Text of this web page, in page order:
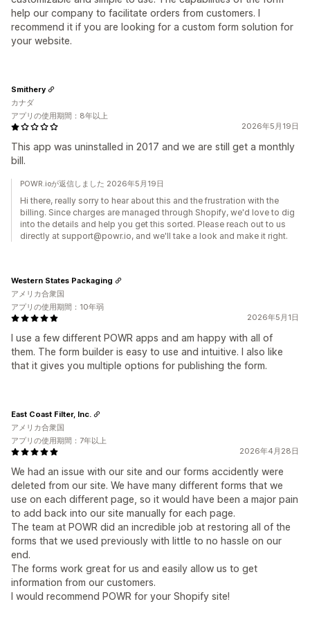
help our company to facilitate orders from customers. I
recommend it if you are looking for a custom form solution for
your website.
2026年5月19日
This app was uninstalled in 2017 and we are still get a monthly
bill.
Smithery
カナダ
アプリの使用期間：8年以上
POWR.ioが返信しました 2026年5月19日
Hi there, really sorry to hear about this and the frustration with the
billing. Since charges are managed through Shopify, we'd love to dig
into the details and help you get this sorted. Please reach out to us
directly at support@powr.io, and we'll take a look and make it right.
2026年5月1日
I use a few different POWR apps and am happy with all of
them. The form builder is easy to use and intuitive. I also like
that it gives you multiple options for publishing the form.
Western States Packaging
アメリカ合衆国
アプリの使用期間：10年弱
2026年4月28日
We had an issue with our site and our forms accidently were
deleted from our site. We have many different forms that we
use on each different page, so it would have been a major pain
to add back into our site manually for each page.
The team at POWR did an incredible job at restoring all of the
forms that we used previously with little to no hassle on our
end.
The forms work great for us and easily allow us to get
information from our customers.
I would recommend POWR for your Shopify site!
East Coast Filter, Inc.
アメリカ合衆国
アプリの使用期間：7年以上